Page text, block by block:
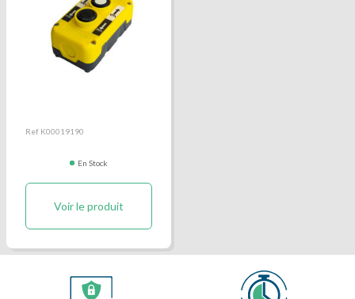
Ref K00019190
En Stock
Voir le produit